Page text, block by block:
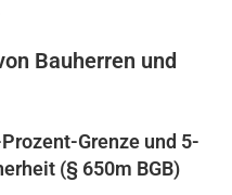
Bauherren und
Grenze und 5-
(§ 650m BGB)